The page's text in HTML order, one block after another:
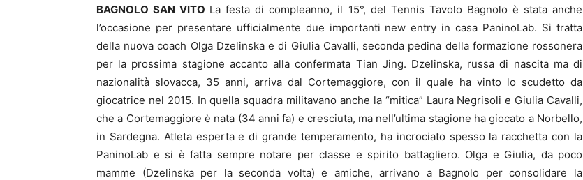
BAGNOLO SAN VITO La festa di compleanno, il 15°, del Tennis Tavolo Bagnolo è stata anche
l’occasione per presentare ufficialmente due importanti new entry in casa PaninoLab. Si tratta
della nuova coach Olga Dzelinska e di Giulia Cavalli, seconda pedina della formazione rossonera
per la prossima stagione accanto alla confermata Tian Jing. Dzelinska, russa di nascita ma di
nazionalità slovacca, 35 anni, arriva dal Cortemaggiore, con il quale ha vinto lo scudetto da
giocatrice nel 2015. In quella squadra militavano anche la “mitica” Laura Negrisoli e Giulia Cavalli,
che a Cortemaggiore è nata (34 anni fa) e cresciuta, ma nell’ultima stagione ha giocato a Norbello,
in Sardegna. Atleta esperta e di grande temperamento, ha incrociato spesso la racchetta con la
PaninoLab e si è fatta sempre notare per classe e spirito battagliero. Olga e Giulia, da poco
mamme (Dzelinska per la seconda volta) e amiche, arrivano a Bagnolo per consolidare la